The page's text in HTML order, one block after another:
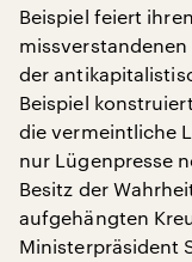
Beispiel feiert
der
Beispiel
die vermeintliche
nur Lügenpresse
Besitz der
aufgehängten
Ministerpräsident